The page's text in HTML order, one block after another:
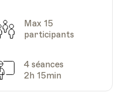
Capacité
Max 15
participants
Séances
4 séances
2h 15min